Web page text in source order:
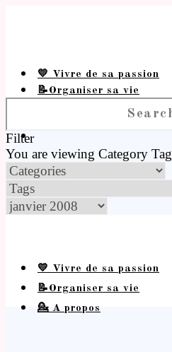
💛 Vivre de sa passion
📝Organiser sa vie
Filter
You are viewing Category Tag
💛 Vivre de sa passion
📝Organiser sa vie
💁 A propos